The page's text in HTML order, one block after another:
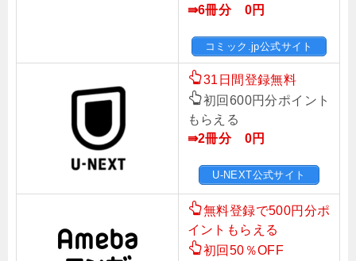
⇛6冊分 0円
コミック.jp公式サイト
31日間登録無料
初回600円分ポイント
もらえる
⇛2冊分 0円
U-NEXT公式サイト
無料登録で500円分ポ
イントもらえる
初回50％OFF